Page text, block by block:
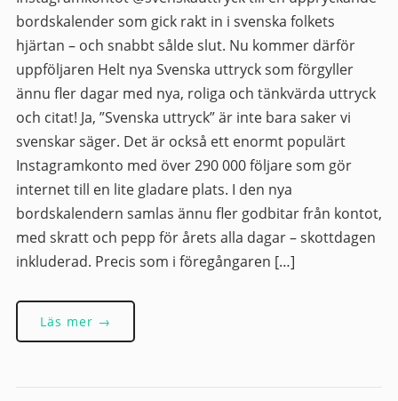
bordskalender som gick rakt in i svenska folkets
hjärtan – och snabbt sålde slut. Nu kommer därför
uppföljaren Helt nya Svenska uttryck som förgyller
ännu fler dagar med nya, roliga och tänkvärda uttryck
och citat! Ja, ”Svenska uttryck” är inte bara saker vi
svenskar säger. Det är också ett enormt populärt
Instagramkonto med över 290 000 följare som gör
internet till en lite gladare plats. I den nya
bordskalendern samlas ännu fler godbitar från kontot,
med skratt och pepp för årets alla dagar – skottdagen
inkluderad. Precis som i föregångaren […]
Läs mer →